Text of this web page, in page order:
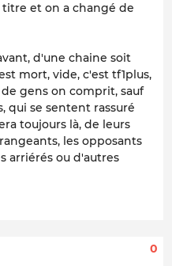
titre et on a changé de
d'une chaine soit
mort, vide, c'est tf1plus,
gens on comprit, sauf
qui se sentent rassuré
toujours là, de leurs
les opposants
arriérés ou d'autres
0